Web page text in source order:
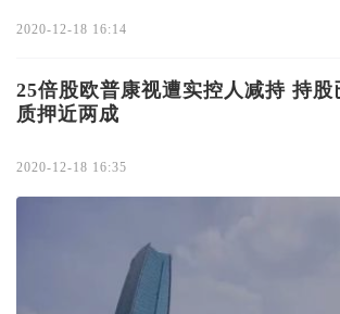
2020-12-18 16:14
25倍股欧普康视遭实控人减持 持股
质押近两成
2020-12-18 16:35